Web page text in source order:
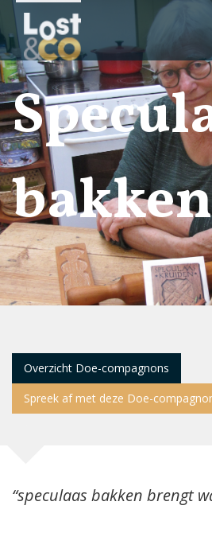
bakken
Overzicht Doe-compagnons
Spreek af met deze Doe-
“speculaas bakken brengt